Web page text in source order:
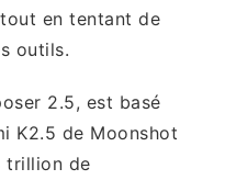
tout en tentant de
outils.
2.5, est basé
K2.5 de Moonshot
trillion de